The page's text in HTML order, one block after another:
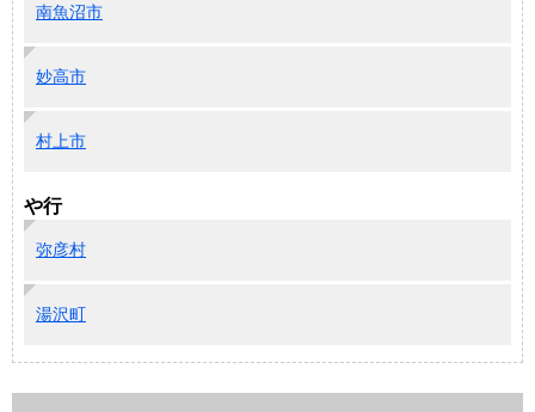
南魚沼市
妙高市
村上市
や行
弥彦村
湯沢町